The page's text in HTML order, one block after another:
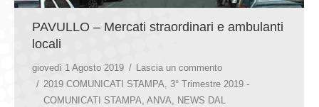
PAVULLO – Mercati straordinari e ambulanti
locali
giovedì 1 Agosto 2019
Lascia un commento
2019 COMUNICATI STAMPA, 3° Trimestre 2019 -
COMUNICATI STAMPA, ANVA, NEWS DAL